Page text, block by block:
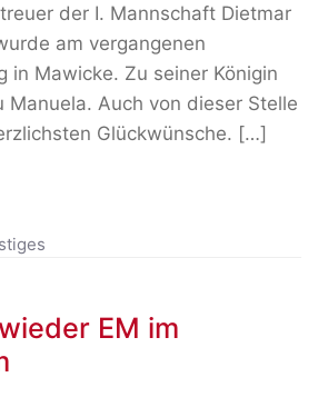
der I. Mannschaft Dietmar
am vergangenen
in Mawicke. Zu seiner Königin
Manuela. Auch von dieser Stelle
Glückwünsche. […]
EM im